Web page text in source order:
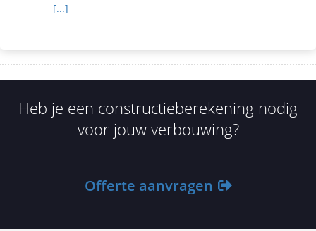
[...]
Heb je een constructieberekening nodig
voor jouw verbouwing?
Offerte aanvragen